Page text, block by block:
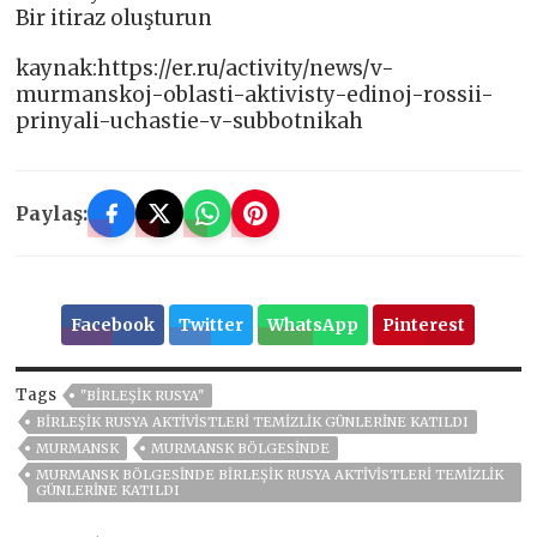
Bir itiraz oluşturun
kaynak:https://er.ru/activity/news/v-
murmanskoj-oblasti-aktivisty-edinoj-rossii-
prinyali-uchastie-v-subbotnikah
Paylaş:
Facebook Twitter WhatsApp Pinterest
Tags
"BIRLEŞIK RUSYA"
BIRLEŞIK RUSYA AKTIVISTLERI TEMIZLIK GÜNLERINE KATILDI
MURMANSK
MURMANSK BÖLGESINDE
MURMANSK BÖLGESINDE BIRLEŞIK RUSYA AKTIVISTLERI TEMIZLIK
GÜNLERINE KATILDI